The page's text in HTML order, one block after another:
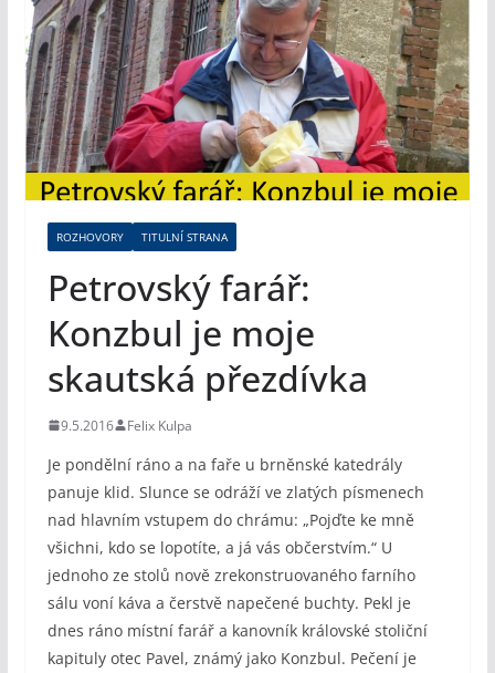
ROZHOVORY TITULNÍ STRANA
Petrovský farář:
Konzbul je moje
skautská přezdívka
9.5.2016 Felix Kulpa
Je pondělní ráno a na faře u brněnské katedrály
panuje klid. Slunce se odráží ve zlatých písmenech
nad hlavním vstupem do chrámu: „Pojďte ke mně
všichni, kdo se lopotíte, a já vás občerstvím.“ U
jednoho ze stolů nově zrekonstruovaného farního
sálu voní káva a čerstvě napečené buchty. Pekl je
dnes ráno místní farář a kanovník královské stoliční
kapituly otec Pavel, známý jako Konzbul. Pečení je